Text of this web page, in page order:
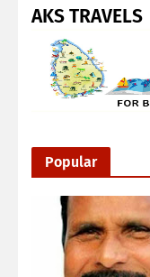
AKS TRAVELS
Popular